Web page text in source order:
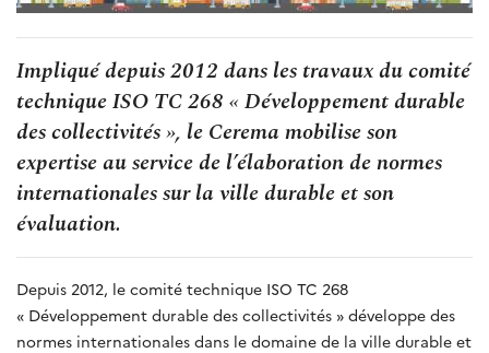
Impliqué depuis 2012 dans les travaux du comité
technique ISO TC 268 « Développement durable
des collectivités », le Cerema mobilise son
expertise au service de l’élaboration de normes
internationales sur la ville durable et son
évaluation.
Depuis 2012, le comité technique ISO TC 268
« Développement durable des collectivités » développe des
normes internationales dans le domaine de la ville durable et